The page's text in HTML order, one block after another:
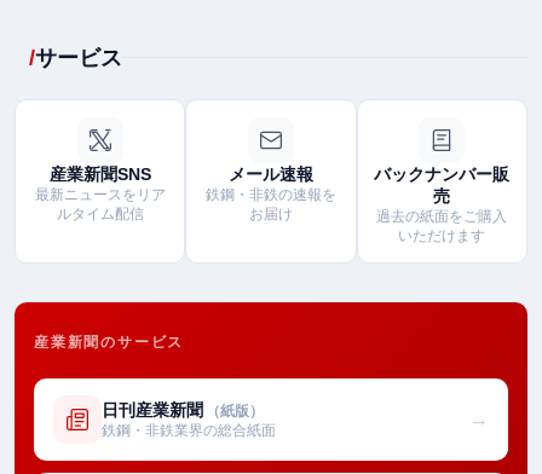
サービス
産業新聞SNS
最新ニュースをリア
ルタイム配信
メール速報
鉄鋼・非鉄の速報を
お届け
バックナンバー販
売
過去の紙面をご購入
いただけます
産業新聞のサービス
日刊産業新聞 （紙版）
鉄鋼・非鉄業界の総合紙面
→